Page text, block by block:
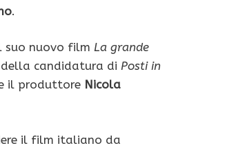
.
suo nuovo film La grande
candidatura di Posti in
il produttore Nicola
il film italiano da